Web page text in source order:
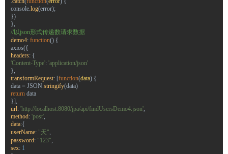
console.log(error);
})
},
//以json形式传递数请求数据
demo4: function() {
axios({
headers: {
'Content-Type': 'application/json'
},
transformRequest: [function(data) {
data = JSON.stringify(data)
return data
}],
url: 'http://localhost:8080/jpa/api/findUsersDemo4.json',
method: 'post',
data:{
userName: "天",
password: "123",
sex: 1